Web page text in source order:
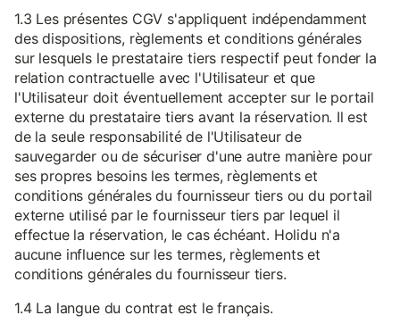
1.3 Les présentes CGV s'appliquent indépendamment
des dispositions, règlements et conditions générales
sur lesquels le prestataire tiers respectif peut fonder la
relation contractuelle avec l'Utilisateur et que
l'Utilisateur doit éventuellement accepter sur le portail
externe du prestataire tiers avant la réservation. Il est
de la seule responsabilité de l'Utilisateur de
sauvegarder ou de sécuriser d'une autre manière pour
ses propres besoins les termes, règlements et
conditions générales du fournisseur tiers ou du portail
externe utilisé par le fournisseur tiers par lequel il
effectue la réservation, le cas échéant. Holidu n'a
aucune influence sur les termes, règlements et
conditions générales du fournisseur tiers.
1.4 La langue du contrat est le français.